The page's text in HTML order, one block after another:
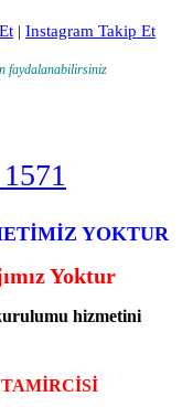
| Instagram Takip Et
faydalanabilirsiniz
YOKTUR
Yoktur
hizmetini